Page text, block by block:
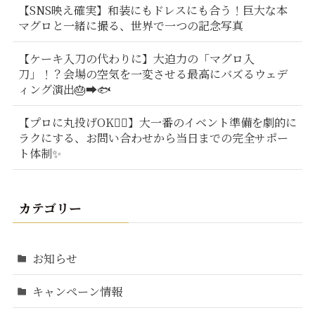
【SNS映え確実】和装にもドレスにも合う！巨大な本
マグロと一緒に撮る、世界で一つの記念写真
【ケーキ入刀の代わりに】大迫力の「マグロ入
刀」！？会場の空気を一変させる最高にバズるウェデ
ィング演出🎂➡️🐟
【プロに丸投げOK🙆‍♂️】大一番のイベント準備を劇的に
ラクにする、お問い合わせから当日までの完全サポー
ト体制✨
カテゴリー
お知らせ
キャンペーン情報